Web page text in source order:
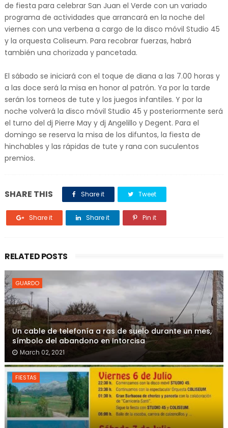
de fiesta para celebrar San Juan el Verde con un variado
programa de actividades que arrancará en la noche del
viernes con una verbena a cargo de la disco móvil Studio 45
y la orquesta Coliseum. Para recobrar fuerzas, habrá
también una chorizada y pancetada.
El sábado se iniciará con el toque de diana a las 7.00 horas y
a las doce será la misa en honor al patrón. Ya por la tarde
serán los torneos de tute y los juegos infantiles. Y por la
noche volverá la disco móvil Studio 45 y posteriormente será
el turno del dj Pierre May y dj Angelillo y Degent. Para el
domingo se reserva la misa de los difuntos, la fiesta de
hinchables y las rápidas de tute y rana con suculentos
premios.
SHARE THIS Share it Tweet
Share it Share it Pin it
RELATED POSTS
GUARDO
Un cable de telefonía a ras de suelo durante un mes,
símbolo del abandono en Intorcisa
March 02, 2021
FIESTAS